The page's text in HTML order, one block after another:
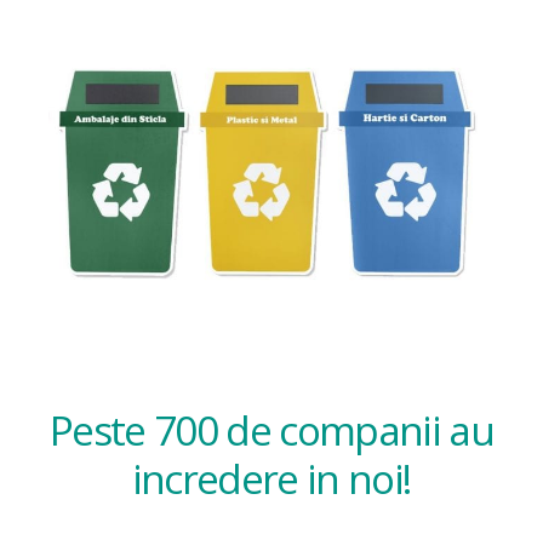
Peste 700 de companii au
incredere in noi!